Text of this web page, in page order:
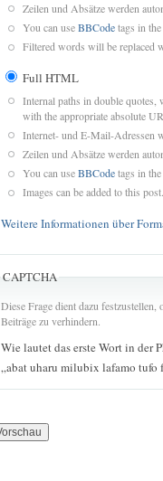
Zeilen und Absätze werden
You can useBBCodetags in
Filtered words will be replaced
Full HTML
Internal paths in double quotes,
with the appropriate absolute
Internet- und E-Mail-Adressen
Zeilen und Absätze werden
You can useBBCodetags in
Images can be added to this post.
Weitere Informationen über
CAPTCHA
Diese Frage dient dazu
Beiträge zu verhindern.
Wie lautet das erste Wort in der
„abat uharu milubix lafamo